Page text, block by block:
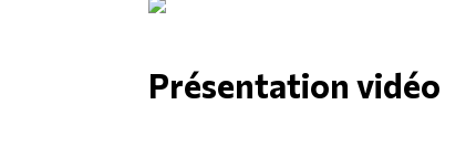
Présentation vidéo